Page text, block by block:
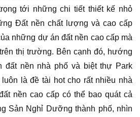
tới những chi tiết thiết kế nhỏ
Đất nền chất lượng và cao cấp
những dự án đất nền cao cấp mà
thị trường. Bên cạnh đó, hướng
đất nền nhà phố và biệt thự Park
luôn là đề tài hot cho rất nhiều nhà
nền cao cấp có thể bao quát cả
Sản Nghỉ Dưỡng thành phố, nhìn